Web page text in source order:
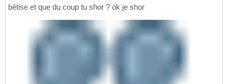
bêtise et que du coup tu shor ? ok je shor